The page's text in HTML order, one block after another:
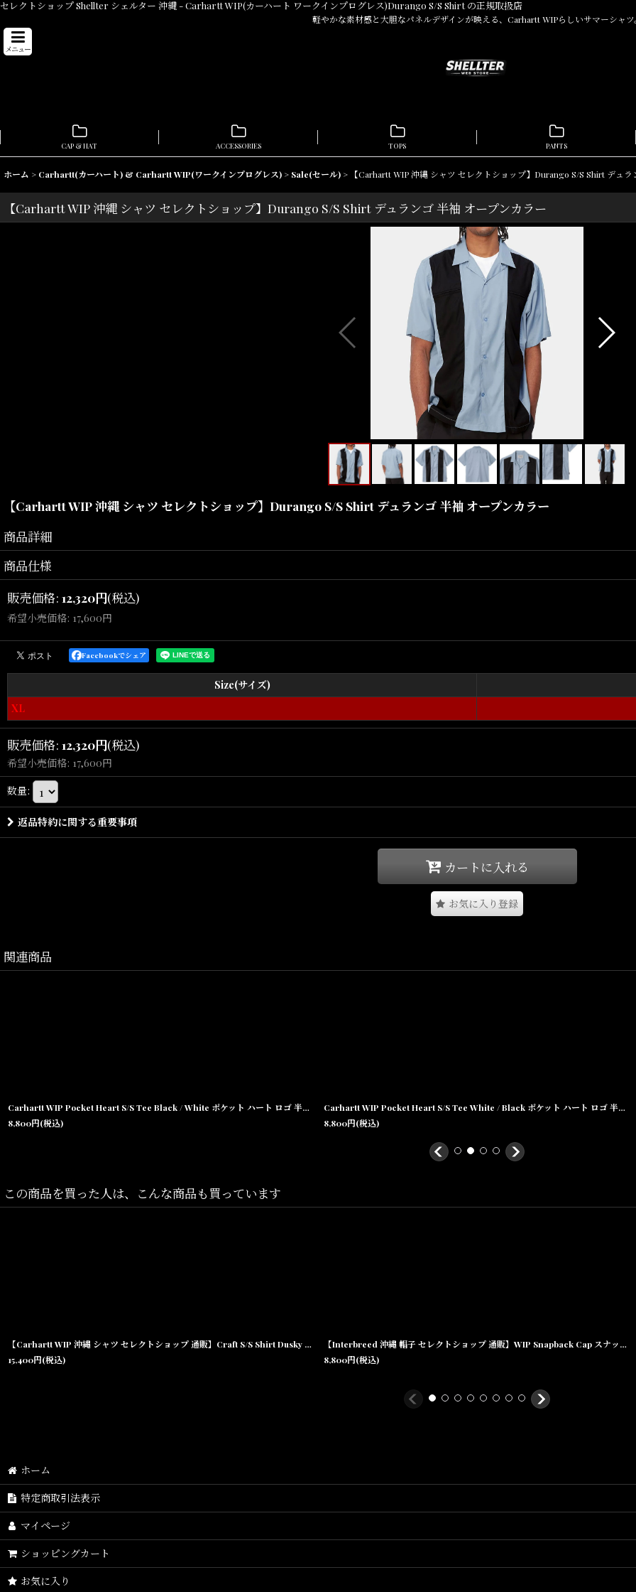
セレクトショップ Shellter シェルター 沖縄 - Carhartt WIP(カーハート ワークインプログレス)Durango S/S Shirt の正規取扱店
軽やかな素材感と大胆なパネルデザインが映える、Carhartt WIPらしいサマーシャツ。
メニュー
CAP & HAT ACCESSORIES TOPS PANTS
ホーム > Carhartt(カーハート) & Carhartt WIP(ワークインプログレス) > Sale(セール) > 【Carhartt WIP 沖縄 シャツ セレクトショップ】Durango S/S Shirt デュラ
【Carhartt WIP 沖縄 シャツ セレクトショップ】Durango S/S Shirt デュランゴ 半袖 オープンカラー
【Carhartt WIP 沖縄 シャツ セレクトショップ】Durango S/S Shirt デュランゴ 半袖 オープンカラー
商品詳細
柔らかな肌触りとドレープ感を兼ね備えたテンセル混素材により、暑い季節でも快適
沖縄の夏にもおすすめの一着で、
SHELLTERではCarhartt WIP正規取扱店として全国通販・沖縄実店舗の両方でご購入
Size(サイズ)
S(着丈:72cm,身幅:55.5cm,肩幅:46cm,袖丈:26cm)
M(着丈:75.5cm,身幅:58cm,肩幅:49.5cm,袖丈:28cm)
2XL(着丈:83.5cm,身幅:67.5cm,肩幅:57cm,袖丈:31cm)
商品仕様
販売価格: 12,320円(税込)
希望小売価格: 17,600円
Facebookでシェア
Size(サイズ)
XL
販売価格: 12,320円(税込)
希望小売価格: 17,600円
数量:
返品特約に関する重要事項
カートに入れる
お気に入り登録
関連商品
Carhartt WIP Pocket Heart S/S Tee Black / White ポケット ハート ロゴ 半袖Tシャツ ブラック
8,800円(税込)
Carhartt WIP Pocket Heart S/S Tee White / Black ポケット ハート ロゴ 半袖Tシャツ ホワイト
8,800円(税込)
この商品を買った人は、こんな商品も買っています
【Carhartt WIP 沖縄 シャツ セレクトショップ 通販】Craft S/S Shirt Dusky Beige クラフト 半袖 ポリコットン ワーク
15,400円(税込)
【Interbreed 沖縄 帽子 セレクトショップ 通販】WIP Snapback Cap スナップバック キャップ
8,800円(税込)
ホーム
特定商取引法表示
マイページ
ショッピングカート
お気に入り